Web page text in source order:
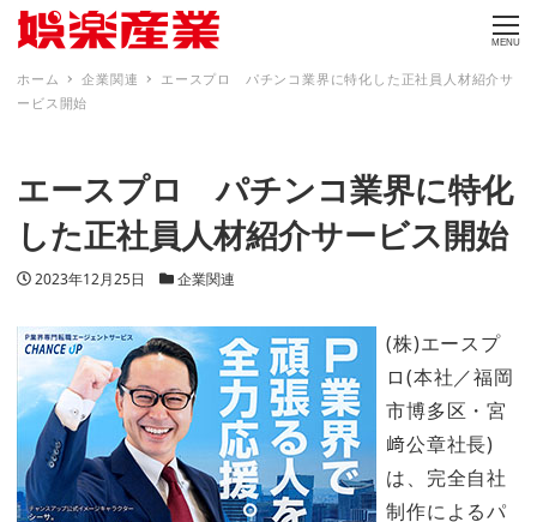
MENU
ホーム 企業関連
エースプロ パチンコ業界に特化した正社員人材紹介サ
ービス開始
エースプロ パチンコ業界に特化
した正社員人材紹介サービス開始
投稿日
2023年12月25日 カテゴリー
企業関連
(株)エースプ
ロ(本社／福岡
市博多区・宮
﨑公章社長)
は、完全自社
制作によるパ